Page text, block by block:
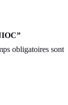
obligatoires sont